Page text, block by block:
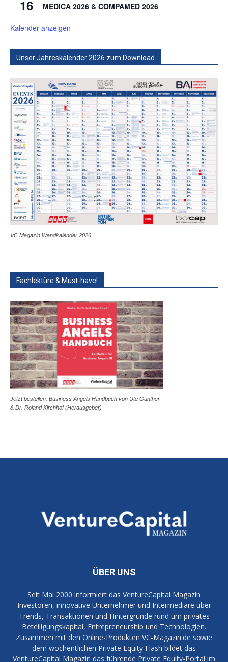
16 MEDICA 2026 & COMPAMED 2026
Kalender anzeigen
Unser Jahreskalender 2026 zum Download
VC Magazin Wandkalender 2026
Fachlektüre & Must-have!
Jetzt bestellen: Business Angels Handbuch von Ute Günther
& Dr. Roland Kirchhof (Herausgeber)
ÜBER UNS
Seit Mai 2000 informiert das VentureCapital Magazin
Investoren, innovative Unternehmer und Intermediäre über
Trends, Transaktionen und Hintergründe rund um privates
Beteiligungskapital, Entrepreneurship und Technologien.
Zusammen mit den Online-Produkten VC-Magazin.de sowie
dem wöchentlichen Private Equity Flash bildet das
VentureCapital Magazin das führende Private Equity-Portal im